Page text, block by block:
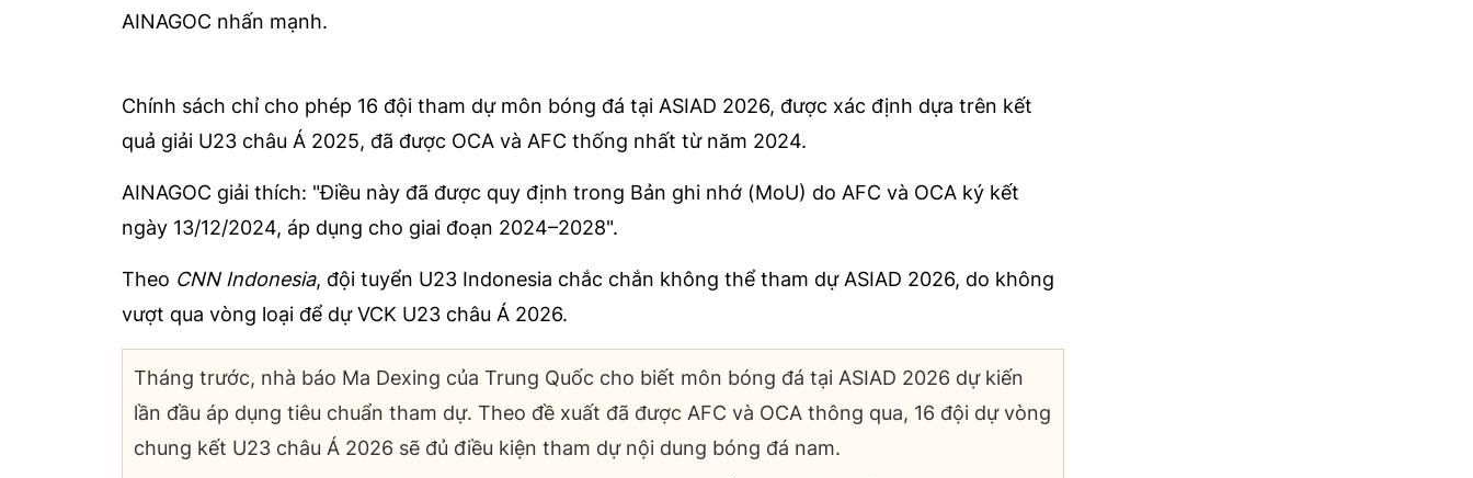
AINAGOC nhấn mạnh.
Chính sách chỉ cho phép 16 đội tham dự môn bóng đá tại ASIAD 2026, được xác định dựa trên kết
quả giải U23 châu Á 2025, đã được OCA và AFC thống nhất từ năm 2024.
AINAGOC giải thích: "Điều này đã được quy định trong Bản ghi nhớ (MoU) do AFC và OCA ký kết
ngày 13/12/2024, áp dụng cho giai đoạn 2024–2028".
Theo CNN Indonesia, đội tuyển U23 Indonesia chắc chắn không thể tham dự ASIAD 2026, do không
vượt qua vòng loại để dự VCK U23 châu Á 2026.
Tháng trước, nhà báo Ma Dexing của Trung Quốc cho biết môn bóng đá tại ASIAD 2026 dự kiến
lần đầu áp dụng tiêu chuẩn tham dự. Theo đề xuất đã được AFC và OCA thông qua, 16 đội dự vòng
chung kết U23 châu Á 2026 sẽ đủ điều kiện tham dự nội dung bóng đá nam.